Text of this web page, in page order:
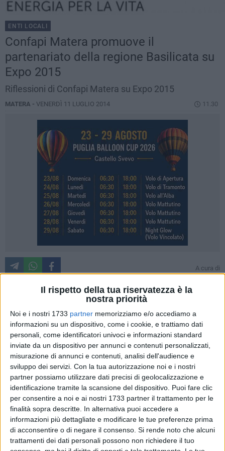
Il rispetto della tua riservatezza è la
nostra priorità
Noi e i nostri 1733 partner memorizziamo e/o accediamo a
informazioni su un dispositivo, come i cookie, e trattiamo dati
personali, come identificatori univoci e informazioni standard
inviate da un dispositivo per annunci e contenuti personalizzati,
misurazione di annunci e contenuti, analisi dell'audience e
sviluppo dei servizi. Con la tua autorizzazione noi e i nostri
partner possiamo utilizzare dati precisi di geolocalizzazione e
identificazione tramite la scansione del dispositivo. Puoi fare clic
per consentire a noi e ai nostri 1733 partner il trattamento per le
finalità sopra descritte. In alternativa puoi accedere a
informazioni più dettagliate e modificare le tue preferenze prima
di acconsentire o di negare il consenso. Si rende noto che alcuni
trattamenti dei dati personali possono non richiedere il tuo
ENTI LOCALI
Confapi Matera promuove il
partenariato della regione Basilicata su
Expo 2015
Riflessioni di Confapi Matera su Expo 2015
MATERA - VENERDÌ 11 LUGLIO 2014 11.30
A cura di
MARCO DELLI NOCI
L'iniziativa di riunire, da parte della regione Basilicata, il
partenariato per discutere sul ruolo che svolgerà la
Basilicata all'Expo 2015, con la collaborazione delle
associazioni imprenditoriali, è stata elogiata da Confapi
Matera.
Angelo Donvito, presidente della Sezione Unimatica Confapi
Matera, ha partecipato attivamente al forum organizzato
dalla regione esaltando l'importanza del ruolo che rivestono
le Pmi nell'ambito di Expo 2015. Il presidente ha sottolineato
come Expo 2015 potrà essere un'occasione di
internazionalizzazione per le piccole e medie imprese anche
all'interno dei confini italiani, nonostante all'evento